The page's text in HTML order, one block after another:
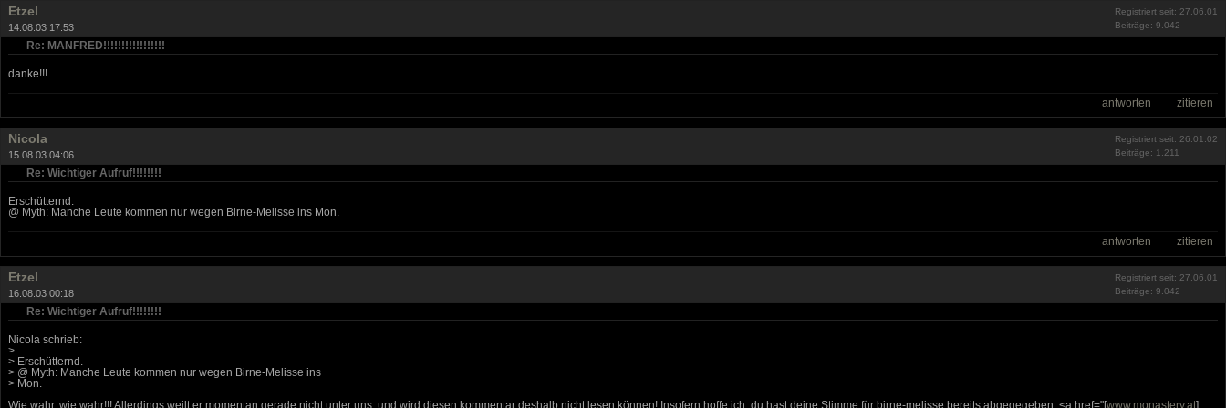
Registriert seit: 27.06.01
Beiträge: 9.042
Etzel
14.08.03 17:53
Re: MANFRED!!!!!!!!!!!!!!!!!
danke!!!
antworten zitieren
Registriert seit: 26.01.02
Beiträge: 1.211
Nicola
15.08.03 04:06
Re: Wichtiger Aufruf!!!!!!!!
Erschütternd.
@ Myth: Manche Leute kommen nur wegen Birne-Melisse ins Mon.
antworten zitieren
Registriert seit: 27.06.01
Beiträge: 9.042
Etzel
16.08.03 00:18
Re: Wichtiger Aufruf!!!!!!!!
Nicola schrieb:
>
> Erschütternd.
> @ Myth: Manche Leute kommen nur wegen Birne-Melisse ins
> Mon.
Wie wahr, wie wahr!!! Allerdings weilt er momentan gerade nicht unter uns, und wird diesen kommentar deshalb nicht lesen können! Insofern hoffe ich, du hast deine Stimme für birne-melisse bereits abgegegeben, <a href="[www.monastery.at];